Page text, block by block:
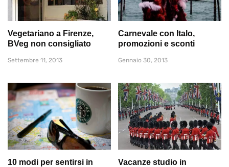
Vegetariano a Firenze,
BVeg non consigliato
Settembre 11, 2013
Carnevale con Italo,
promozioni e sconti
Gennaio 30, 2013
10 modi per sentirsi in
Vacanze studio in